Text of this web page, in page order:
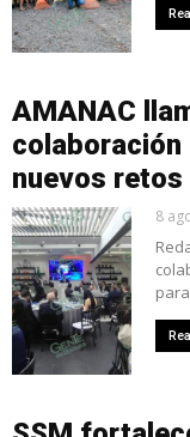
AMANAC
nuevos
8